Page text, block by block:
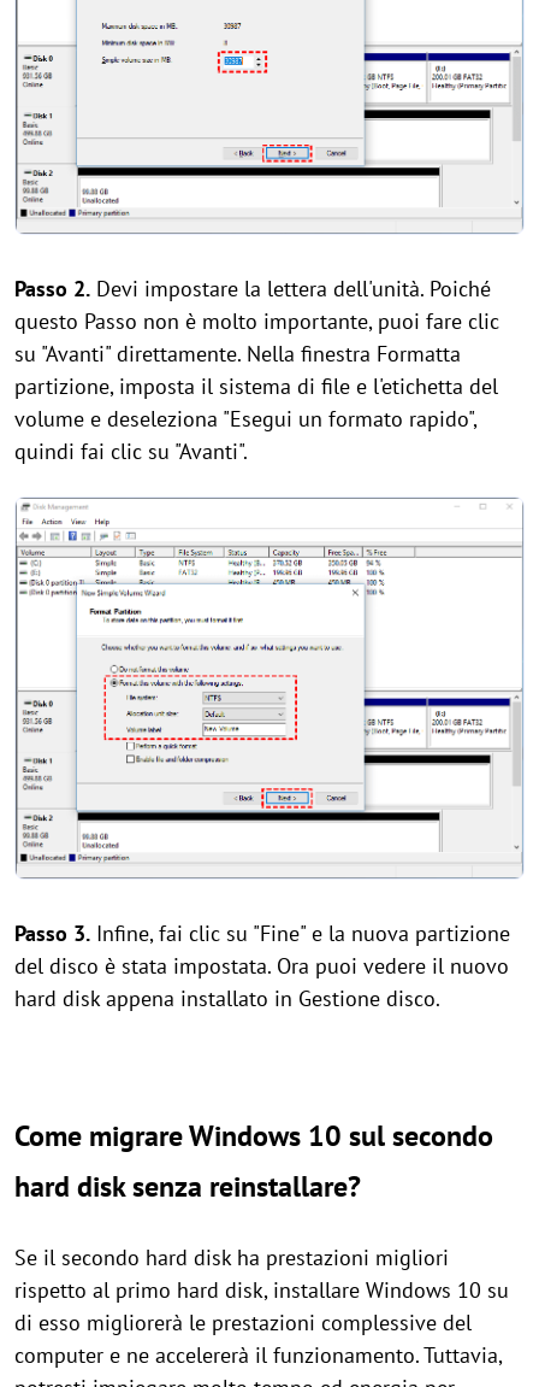
Passo 2. Devi impostare la lettera dell'unità. Poiché
questo Passo non è molto importante, puoi fare clic
su "Avanti" direttamente. Nella finestra Formatta
partizione, imposta il sistema di file e l'etichetta del
volume e deseleziona "Esegui un formato rapido",
quindi fai clic su "Avanti".
Passo 3. Infine, fai clic su "Fine" e la nuova partizione
del disco è stata impostata. Ora puoi vedere il nuovo
hard disk appena installato in Gestione disco.
Come migrare Windows 10 sul secondo
hard disk senza reinstallare?
Se il secondo hard disk ha prestazioni migliori
rispetto al primo hard disk, installare Windows 10 su
di esso migliorerà le prestazioni complessive del
computer e ne accelererà il funzionamento. Tuttavia,